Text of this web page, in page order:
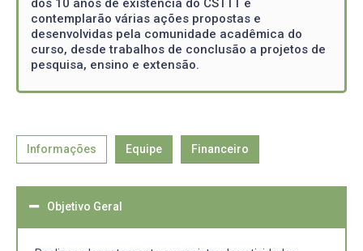
contemplarão várias ações propostas e
desenvolvidas pela comunidade acadêmica do
curso, desde trabalhos de conclusão a projetos de
pesquisa, ensino e extensão.
Informações Equipe Financeiro
Objetivo Geral